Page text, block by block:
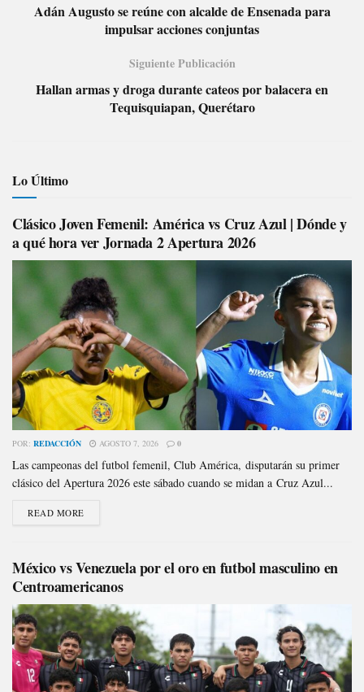
Adán Augusto se reúne con alcalde de Ensenada para
impulsar acciones conjuntas
Siguiente Publicación
Hallan armas y droga durante cateos por balacera en
Tequisquiapan, Querétaro
Lo Último
Clásico Joven Femenil: América vs Cruz Azul | Dónde y
a qué hora ver Jornada 2 Apertura 2026
POR: REDACCIÓN AGOSTO 7, 2026 0
Las campeonas del futbol femenil, Club América, disputarán su primer
clásico del Apertura 2026 este sábado cuando se midan a Cruz Azul...
READ MORE
México vs Venezuela por el oro en futbol masculino en
Centroamericanos